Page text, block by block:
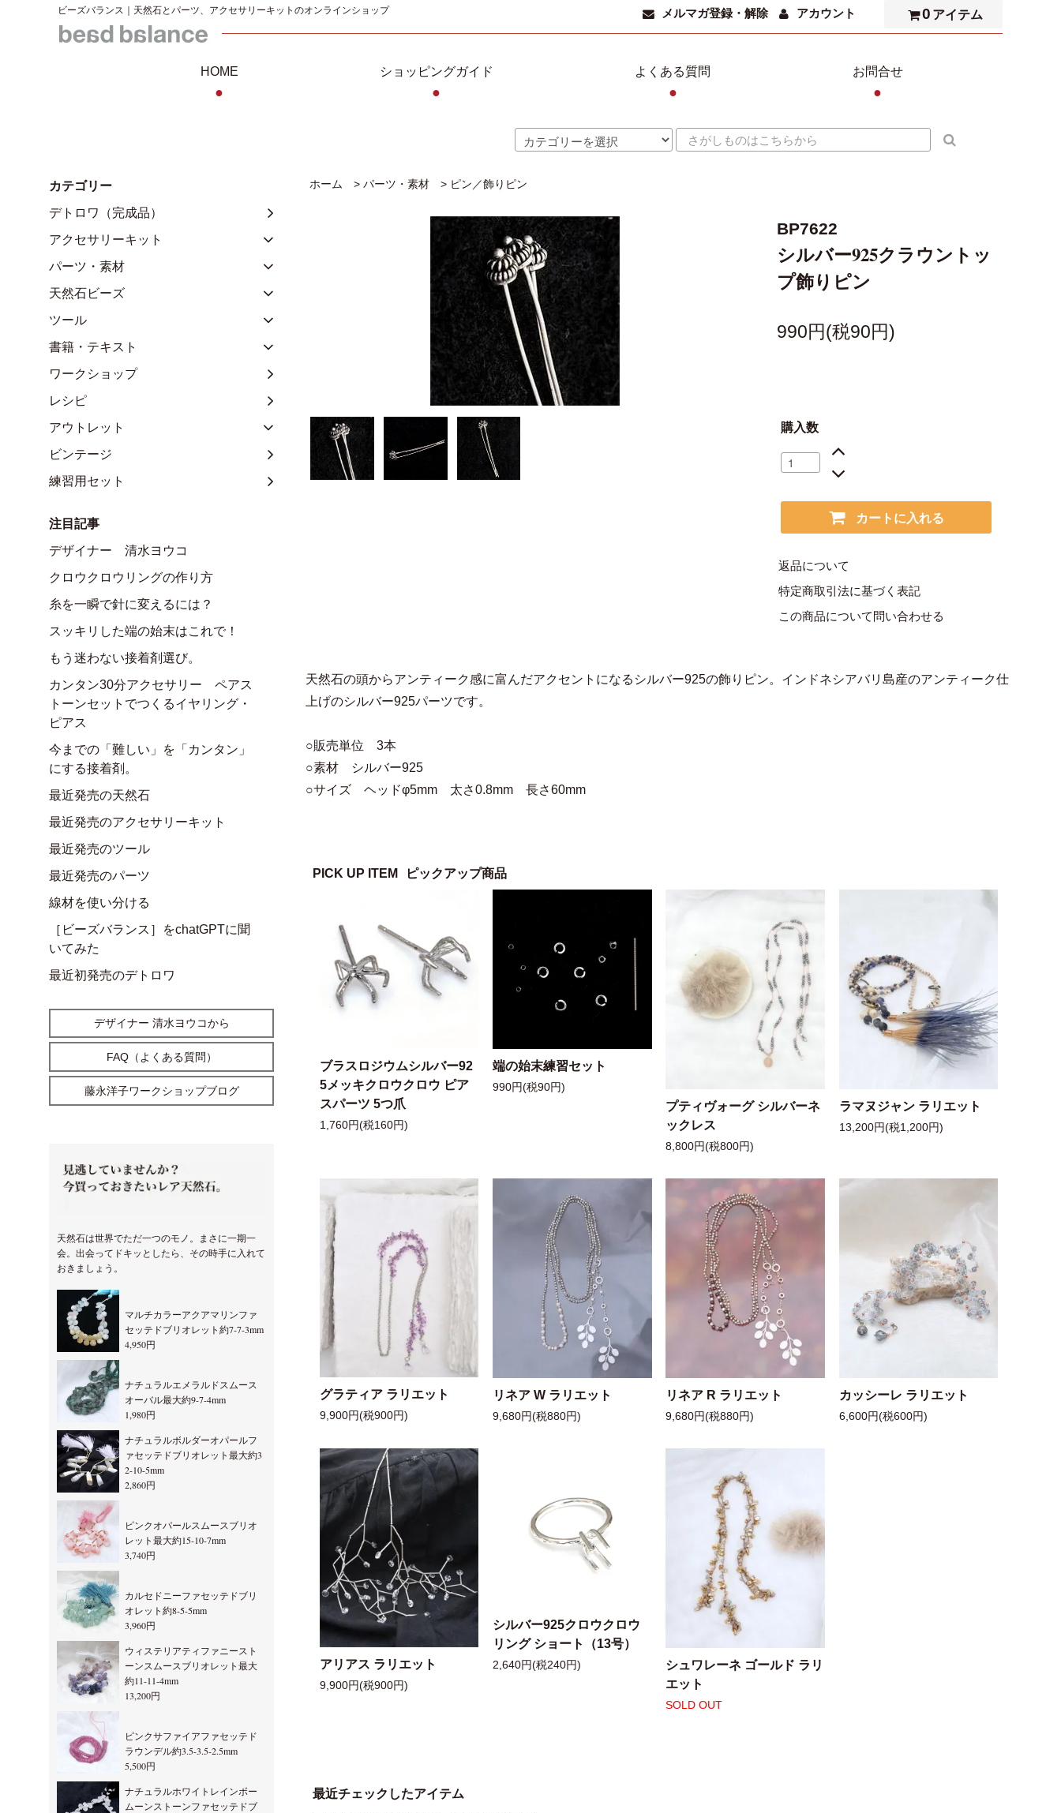
ビーズバランス｜天然石とパーツ、アクセサリーキットのオンラインショップ メルマガ登録・解除 アカウント 0 アイテム
HOME
●
ショッピングガイド
●
よくある質問
●
お問合せ
●
ホーム > パーツ・素材 > ピン／飾りピン
BP7622
シルバー925クラウントッ
プ飾りピン
990円(税90円)
購入数
カートに入れる
返品について
特定商取引法に基づく表記
この商品について問い合わせる
天然石の頭からアンティーク感に富んだアクセントになるシルバー925の飾りピン。インドネシアバリ島産のアンティーク仕
上げのシルバー925パーツです。
○販売単位 3本
○素材 シルバー925
○サイズ ヘッドφ5mm 太さ0.8mm 長さ60mm
PICK UP ITEM ピックアップ商品
ブラスロジウムシルバー92
5メッキクロウクロウ ピア
スパーツ 5つ爪
1,760円(税160円)
端の始末練習セット
990円(税90円)
プティヴォーグ シルバーネ
ックレス
8,800円(税800円)
ラマヌジャン ラリエット
13,200円(税1,200円)
グラティア ラリエット
9,900円(税900円)
リネア W ラリエット
9,680円(税880円)
リネア R ラリエット
9,680円(税880円)
カッシーレ ラリエット
6,600円(税600円)
アリアス ラリエット
9,900円(税900円)
シルバー925クロウクロウ
リング ショート（13号）
2,640円(税240円)
シュワレーネ ゴールド ラリ
エット
SOLD OUT
最近チェックしたアイテム
カテゴリー
デトロワ（完成品）
アクセサリーキット
パーツ・素材
天然石ビーズ
ツール
書籍・テキスト
ワークショップ
レシピ
アウトレット
ビンテージ
練習用セット
注目記事
デザイナー 清水ヨウコ
クロウクロウリングの作り方
糸を一瞬で針に変えるには？
スッキリした端の始末はこれで！
もう迷わない接着剤選び。
カンタン30分アクセサリー ペアス
トーンセットでつくるイヤリング・
ピアス
今までの「難しい」を「カンタン」
にする接着剤。
最近発売の天然石
最近発売のアクセサリーキット
最近発売のツール
最近発売のパーツ
線材を使い分ける
［ビーズバランス］をchatGPTに聞
いてみた
最近初発売のデトロワ
デザイナー 清水ヨウコから
FAQ（よくある質問）
藤永洋子ワークショップブログ
天然石は世界でただ一つのモノ。まさに一期一
会。出会ってドキッとしたら、その時手に入れて
おきましょう。
マルチカラーアクアマリンファ
セッテドブリオレット約7-7-3mm
4,950円
ナチュラルエメラルドスムース
オーバル最大約9-7-4mm
1,980円
ナチュラルボルダーオパールフ
ァセッテドブリオレット最大約3
2-10-5mm
2,860円
ピンクオパールスムースブリオ
レット最大約15-10-7mm
3,740円
カルセドニーファセッテドブリ
オレット約8-5-5mm
3,960円
ウィステリアティファニースト
ーンスムースブリオレット最大
約11-11-4mm
13,200円
ピンクサファイアファセッテド
ラウンデル約3.5-3.5-2.5mm
5,500円
ナチュラルホワイトレインボー
ムーンストーンファセッテドブ